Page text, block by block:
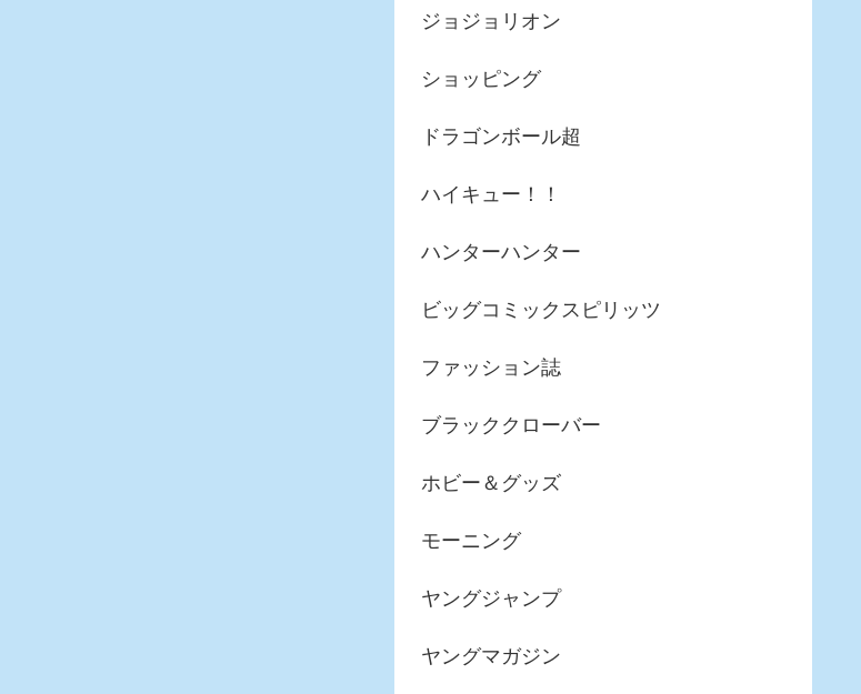
ジョジョリオン
ショッピング
ドラゴンボール超
ハイキュー！！
ハンターハンター
ビッグコミックスピリッツ
ファッション誌
ブラッククローバー
ホビー＆グッズ
モーニング
ヤングジャンプ
ヤングマガジン